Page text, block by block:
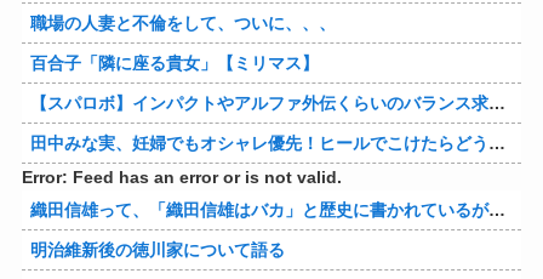
職場の人妻と不倫をして、ついに、、、
百合子「隣に座る貴女」【ミリマス】
【スパロボ】インパクトやアルファ外伝くらいのバランス求む！！ → インパクトも最終的にはコアブースターで雑魚は一撃で倒せてたけどね
田中みな実、妊婦でもオシャレ優先！ヒールでこけたらどうすんのｗ
Error: Feed has an error or is not valid.
織田信雄って、「織田信雄はバカ」と歴史に書かれているが今まで家が残っているんでバカではないよな？
明治維新後の徳川家について語る